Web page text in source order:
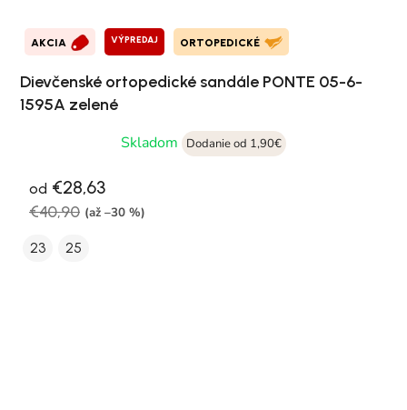
AKCIA VÝPREDAJ ORTOPEDICKÉ
Dievčenské ortopedické sandále PONTE 05-6-
1595A zelené
Skladom
Dodanie od 1,90€
od €28,63
€40,90 (až –30 %)
23 25